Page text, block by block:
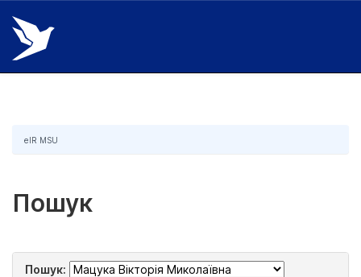
Skip
navigation
eIR MSU
Пошук
Пошук: